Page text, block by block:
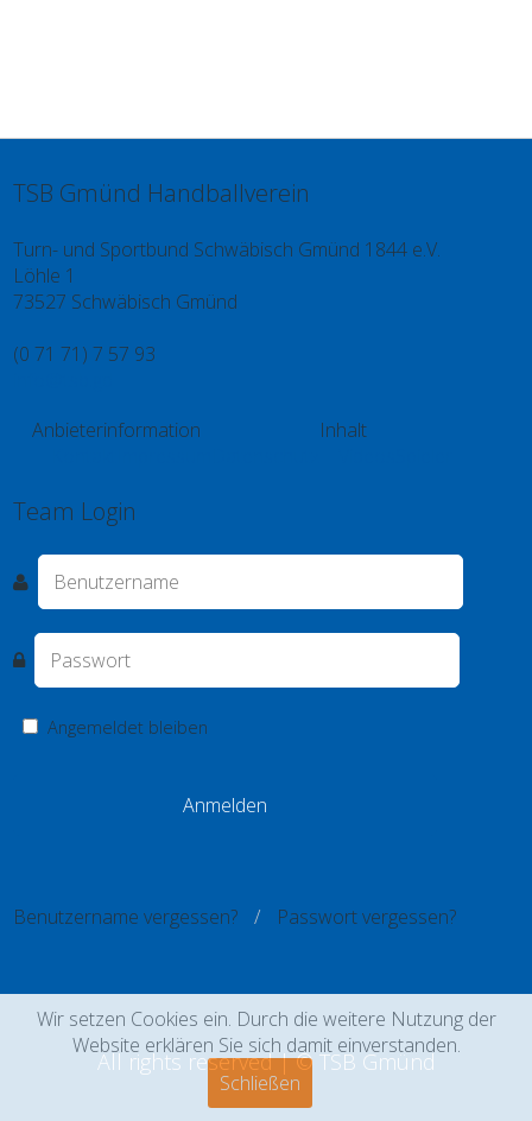
TSB Gmünd Handballverein
Turn- und Sportbund Schwäbisch Gmünd 1844 e.V.
Löhle 1
73527 Schwäbisch Gmünd
(0 71 71) 7 57 93
Anbieterinformation
Inhalt
Team Login
Angemeldet bleiben
Benutzername vergessen? Passwort vergessen?
All rights reserved | © TSB Gmünd
Wir setzen Cookies ein. Durch die weitere Nutzung der
Website erklären Sie sich damit einverstanden.
Schließen